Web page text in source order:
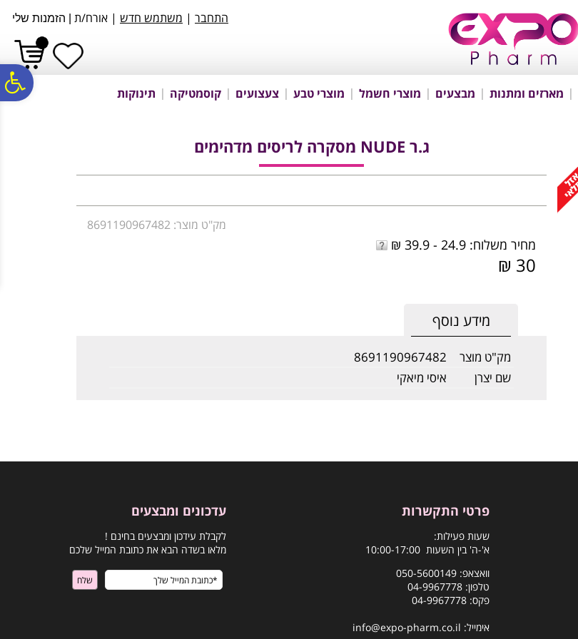
נגישות
אתר
המרכזי
התחבר | משתמש חדש | אורח/ת הזמנות שלי
מארזים ומתנות מבצעים מוצרי חשמל מוצרי טבע צעצועים קוסמטיקה תינוקות
ג.ר NUDE מסקרה לריסים מדהימים
מק"ט מוצר: 8691190967482
מחיר משלוח: 24.9 - 39.9 ₪
30 ₪
מידע נוסף
מק"ט מוצר
8691190967482
שם יצרן
איסי מיאקי
פרטי התקשרות
שעות פעילות:
א'-ה' בין השעות 10:00-17:00
וואצאפ: 050-5600149
טלפון: 04-9967778
פקס: 04-9967778
אימייל: info@expo-pharm.co.il
עדכונים ומבצעים
לקבלת עידכון ומבצעים בחינם !
מלאו בשדה הבא את כתובת המייל שלכם